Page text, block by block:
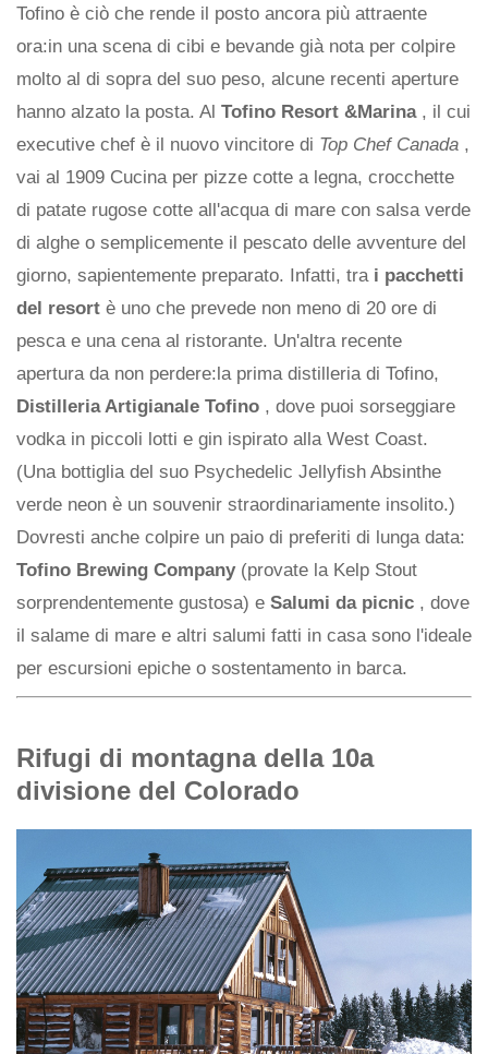
Tofino è ciò che rende il posto ancora più attraente
ora:in una scena di cibi e bevande già nota per colpire
molto al di sopra del suo peso, alcune recenti aperture
hanno alzato la posta. Al Tofino Resort &Marina , il cui
executive chef è il nuovo vincitore di Top Chef Canada ,
vai al 1909 Cucina per pizze cotte a legna, crocchette
di patate rugose cotte all'acqua di mare con salsa verde
di alghe o semplicemente il pescato delle avventure del
giorno, sapientemente preparato. Infatti, tra i pacchetti
del resort è uno che prevede non meno di 20 ore di
pesca e una cena al ristorante. Un'altra recente
apertura da non perdere:la prima distilleria di Tofino,
Distilleria Artigianale Tofino , dove puoi sorseggiare
vodka in piccoli lotti e gin ispirato alla West Coast.
(Una bottiglia del suo Psychedelic Jellyfish Absinthe
verde neon è un souvenir straordinariamente insolito.)
Dovresti anche colpire un paio di preferiti di lunga data:
Tofino Brewing Company (provate la Kelp Stout
sorprendentemente gustosa) e Salumi da picnic , dove
il salame di mare e altri salumi fatti in casa sono l'ideale
per escursioni epiche o sostentamento in barca.
Rifugi di montagna della 10a
divisione del Colorado